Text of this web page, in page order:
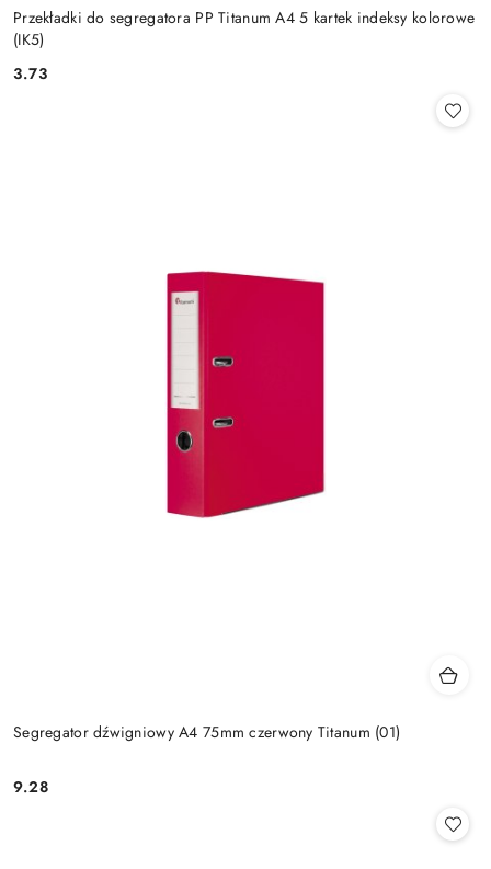
Przekładki do segregatora PP Titanum A4 5 kartek indeksy kolorowe
(IK5)
Cena:
3.73
Segregator dźwigniowy A4 75mm czerwony Titanum (01)
Cena:
9.28